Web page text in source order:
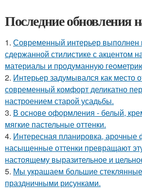
Последние обновления
1. Современный интерьер выполнен
сдержанной стилистике с акцентом
материалы и продуманную
2. Интерьер задумывался как место
современный комфорт деликатно
настроением старой усадьбы.
3. В основе оформления - белый,
мягкие пастельные оттенки.
4. Интересная планировка,
насыщенные оттенки превращают
настоящему выразительное и
5. Мы украшаем большие
праздничными рисунками.